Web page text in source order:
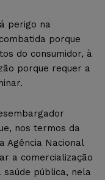
perigo na
porque
do consumidor, à
porque requer a
nos termos da
Agência Nacional
a comercialização
pública, nela